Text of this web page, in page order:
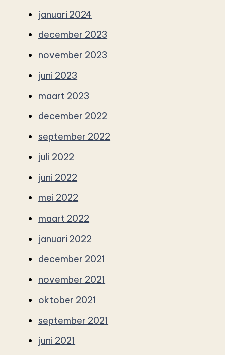
januari 2024
december 2023
november 2023
juni 2023
maart 2023
december 2022
september 2022
juli 2022
juni 2022
mei 2022
maart 2022
januari 2022
december 2021
november 2021
oktober 2021
september 2021
juni 2021